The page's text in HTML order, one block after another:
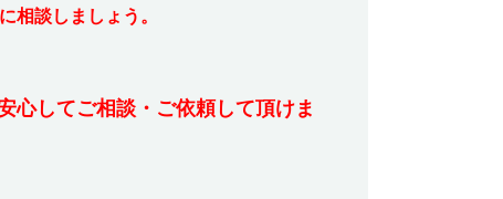
相談しましょう。
心してご相談・ご依頼して頂けま